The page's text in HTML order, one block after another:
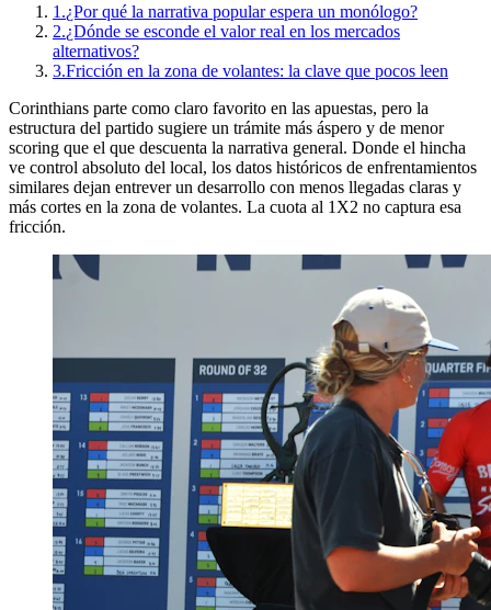
1.¿Por qué la narrativa popular espera un monólogo?
2.¿Dónde se esconde el valor real en los mercados
alternativos?
3.Fricción en la zona de volantes: la clave que pocos leen
Corinthians parte como claro favorito en las apuestas, pero la
estructura del partido sugiere un trámite más áspero y de menor
scoring que el que descuenta la narrativa general. Donde el hincha
ve control absoluto del local, los datos históricos de enfrentamientos
similares dejan entrever un desarrollo con menos llegadas claras y
más cortes en la zona de volantes. La cuota al 1X2 no captura esa
fricción.